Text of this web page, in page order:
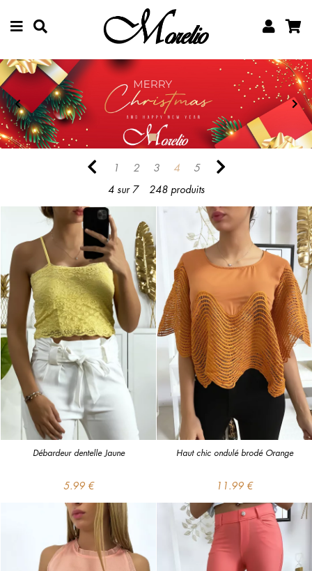
1 2 3 4
5
4 sur 7
248 produits
Débardeur dentelle Jaune
5.99 €
Haut chic ondulé brodé Orange
11.99 €